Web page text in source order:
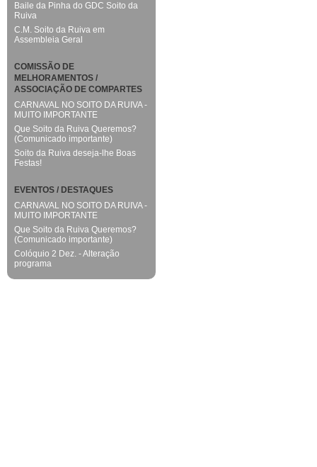
Baile da Pinha do GDC Soito da
Ruiva
C.M. Soito da Ruiva em
Assembleia Geral
COMISSÃO DE
MELHORAMENTOS /
ASSOCIAÇÃO DE COMPARTES
CARNAVAL NO SOITO DA RUIVA -
MUITO IMPORTANTE
Que Soito da Ruiva Queremos?
(Comunicado importante)
Soito da Ruiva deseja-lhe Boas
Festas!
EVENTOS / DESTAQUES
CARNAVAL NO SOITO DA RUIVA -
MUITO IMPORTANTE
Que Soito da Ruiva Queremos?
(Comunicado importante)
Colóquio 2 Dez. - Alteração
programa